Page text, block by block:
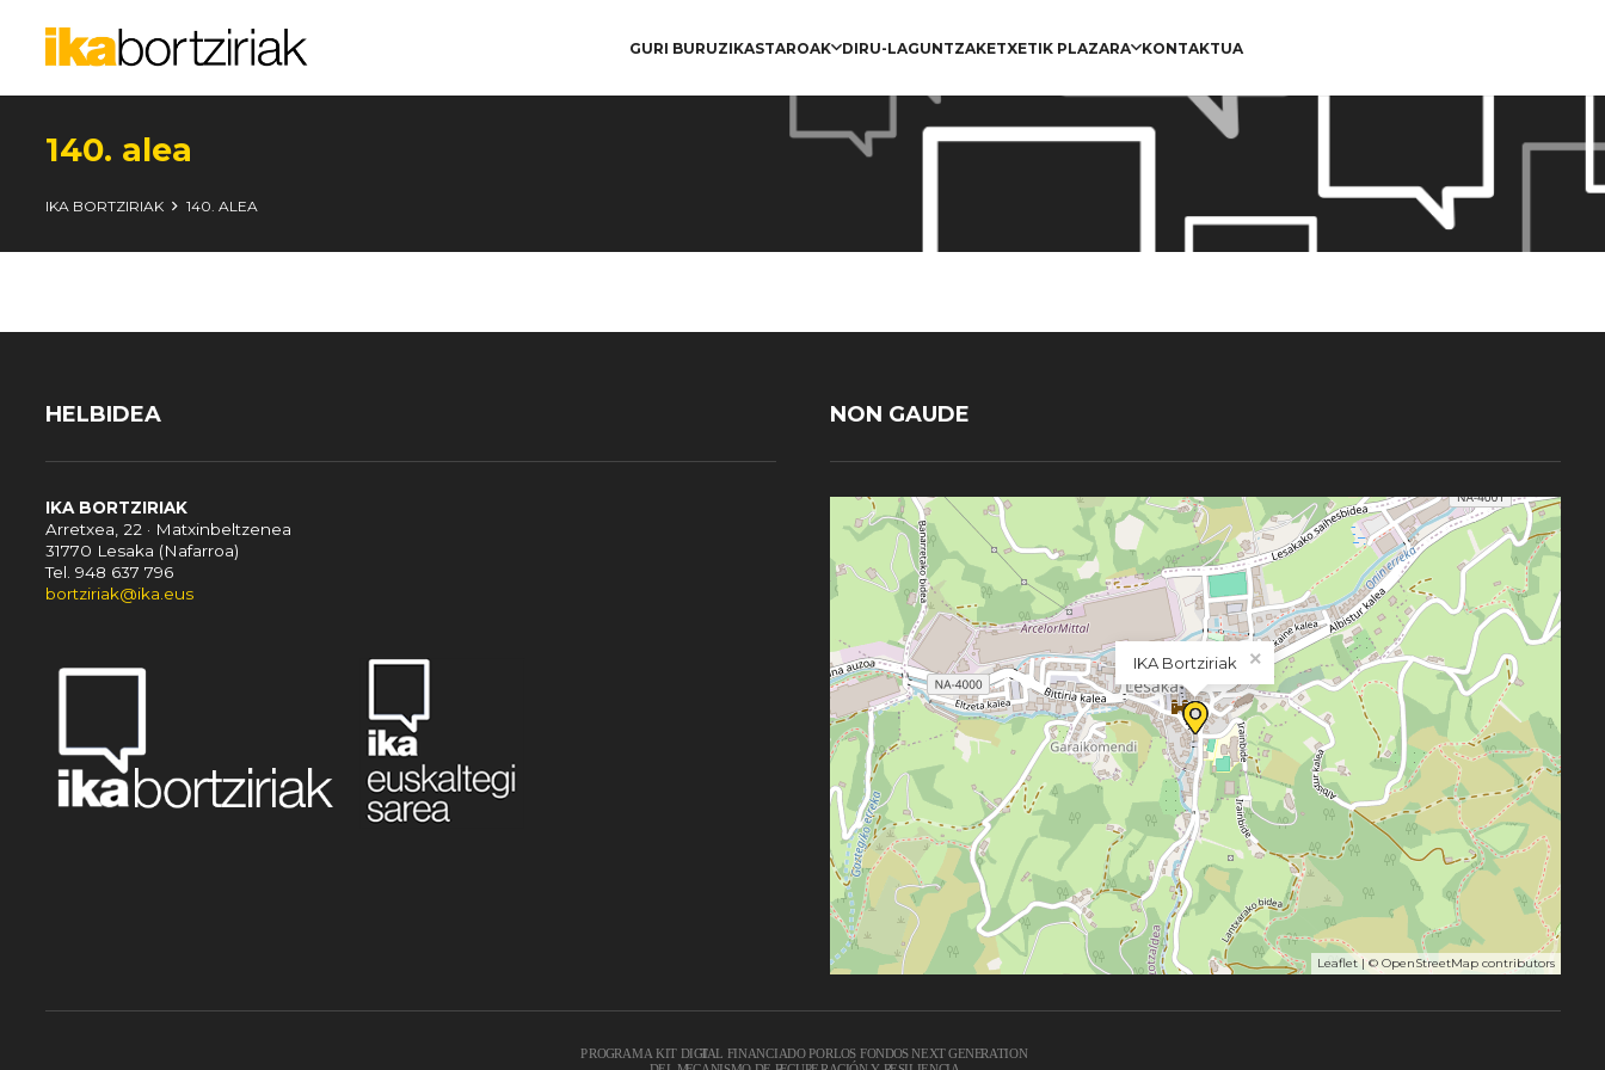
GURI BURUZIKASTAROAK DIRU-LAGUNTZAKETXETIK PLAZARA KONTAKTUA
140. alea
IKA BORTZIRIAK 140. ALEA
HELBIDEA
IKA BORTZIRIAK
Arretxea, 22 · Matxinbeltzenea
31770 Lesaka (Nafarroa)
Tel. 948 637 796
bortziriak@ika.eus
NON GAUDE
IKA Bortziriak ×
Leaflet| © OpenStreetMapcontributors